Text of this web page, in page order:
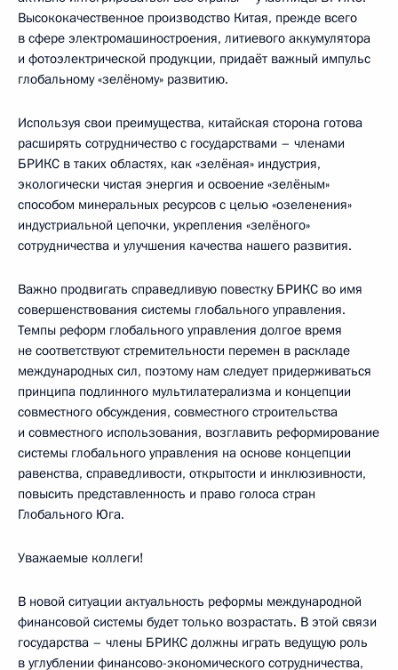
Высококачественное производство Китая, прежде всего
в сфере электромашиностроения, литиевого аккумулятора
и фотоэлектрической продукции, придаёт важный импульс
глобальному «зелёному» развитию.
Используя свои преимущества, китайская сторона готова
расширять сотрудничество с государствами – членами
БРИКС в таких областях, как «зелёная» индустрия,
экологически чистая энергия и освоение «зелёным»
способом минеральных ресурсов с целью «озеленения»
индустриальной цепочки, укрепления «зелёного»
сотрудничества и улучшения качества нашего развития.
Важно продвигать справедливую повестку БРИКС во имя
совершенствования системы глобального управления.
Темпы реформ глобального управления долгое время
не соответствуют стремительности перемен в раскладе
международных сил, поэтому нам следует придерживаться
принципа подлинного мультилатерализма и концепции
совместного обсуждения, совместного строительства
и совместного использования, возглавить реформирование
системы глобального управления на основе концепции
равенства, справедливости, открытости и инклюзивности,
повысить представленность и право голоса стран
Глобального Юга.
Уважаемые коллеги!
В новой ситуации актуальность реформы международной
финансовой системы будет только возрастать. В этой связи
государства – члены БРИКС должны играть ведущую роль
в углублении финансово-экономического сотрудничества,